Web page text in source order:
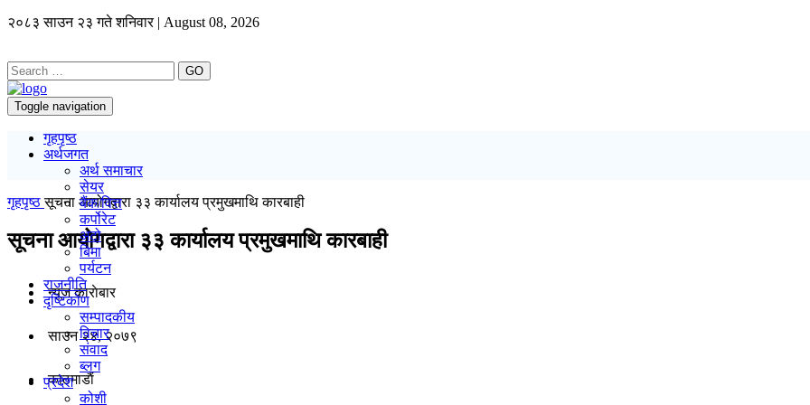
२०८३ साउन २३ गते शनिवार | August 08, 2026
GO
Toggle navigation
गृहपृष्ठ
अर्थजगत
अर्थ समाचार
सेयर
बैंक/वित्त
कर्पोरेट
अटो
बिमा
पर्यटन
राजनीति
दृष्टिकोण
सम्पादकीय
विचार
संवाद
ब्लग
प्रदेश
कोशी
गृहपृष्ठसूचना आयोगद्वारा ३३ कार्यालय प्रमुखमाथि कारबाही
सूचना आयोगद्वारा ३३ कार्यालय प्रमुखमाथि कारबाही
न्यूज काराेबार
साउन २४, २०७९
काठमाडाैं